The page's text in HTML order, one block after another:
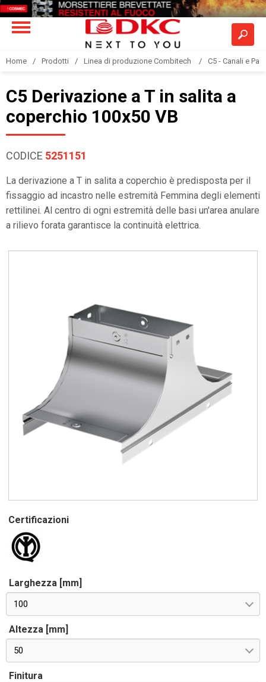
Home Prodotti Linea di produzione Combitech C5 - Canali e
C5 Derivazione a T in salita a
coperchio 100x50 VB
CODICE 5251151
La derivazione a T in salita a coperchio è predisposta per il
fissaggio ad incastro nelle estremità Femmina degli elementi
rettilinei. Al centro di ogni estremità delle basi un'area anulare
a rilievo forata garantisce la continuità elettrica.
Certificazioni
Larghezza [mm]
100
Altezza [mm]
50
Finitura